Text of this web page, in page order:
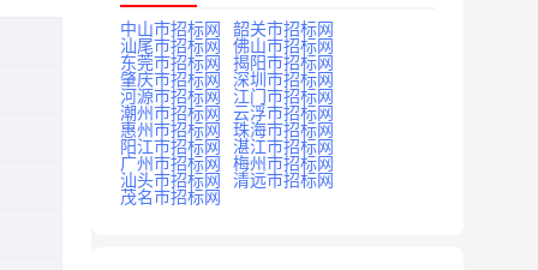
中山市招标网
韶关市招标网
汕尾市招标网
佛山市招标网
东莞市招标网
揭阳市招标网
肇庆市招标网
深圳市招标网
河源市招标网
江门市招标网
潮州市招标网
云浮市招标网
惠州市招标网
珠海市招标网
阳江市招标网
湛江市招标网
广州市招标网
梅州市招标网
汕头市招标网
清远市招标网
茂名市招标网